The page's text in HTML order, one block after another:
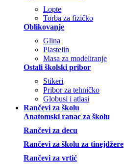
Lopte
Torba za fizičko
Oblikovanje
Glina
Plastelin
Masa za modeliranje
Ostali školski pribor
Stikeri
Pribor za tehničko
Globusi i atlasi
Rančevi za školu
Anatomski ranac za školu
Rančevi za decu
Rančevi za školu za tinejdžere
Rančevi za vrtić